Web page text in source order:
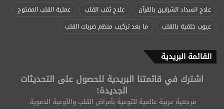
علاج انسداد الشرايين بالقرآن
علاج ثقب القلب
عملية القلب المفتوح
عيوب خلقية بالقلب
ما بعد تركيب منظم ضربات القلب
القائمة البريدية
اشترك في قائمتنا البريدية للحصول على التحديثات
الجديدة!
مرجعية عربية عالمية للتوعية بأمراض القلب والأوعية الدموية.